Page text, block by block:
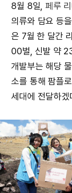
8월 8일, 페루
의류와 담요 등
은 7월 한 달간
00벌, 신발 약
개발부는 해당
소를 통해 팜플
세대에 전달하겠